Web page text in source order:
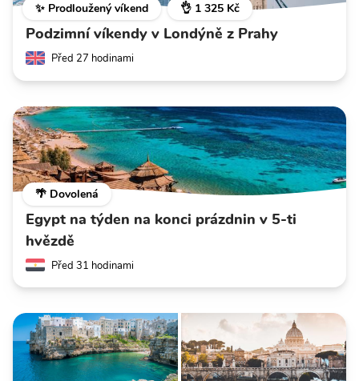
✨ Prodloužený víkend 👌 1 325 Kč
Podzimní víkendy v Londýně z Prahy
Před 27 hodinami
🌴 Dovolená
Egypt na týden na konci prázdnin v 5-ti
hvězdě
Před 31 hodinami